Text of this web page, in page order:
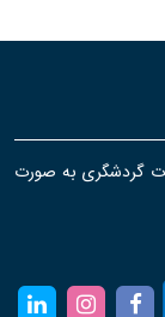
گردشگری به صورت